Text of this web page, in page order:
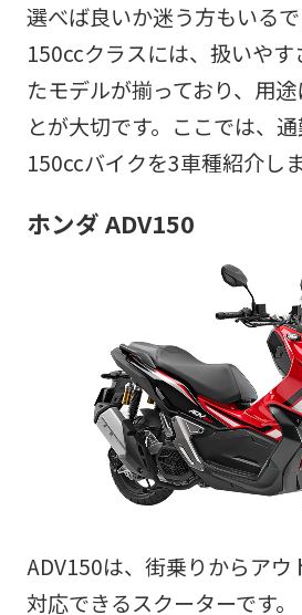
選べば良いか迷う方もいるで
150ccクラスには、扱いや
たモデルが揃っており、用
とが大切です。ここでは、
150ccバイクを3車種紹介しま
ホンダ ADV150
ADV150は、街乗りからアウ
対応できるスクーターです。